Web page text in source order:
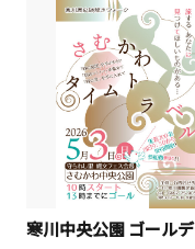
寒川中